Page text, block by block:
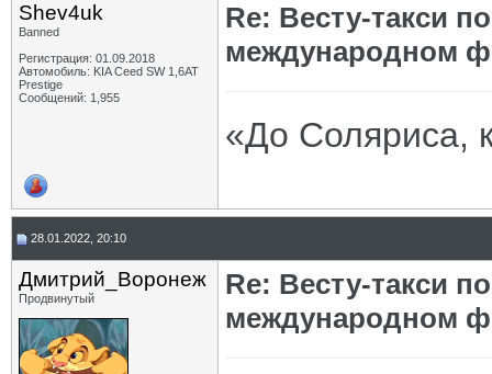
Shev4uk
Banned
Регистрация: 01.09.2018
Автомобиль: KIA Ceed SW 1,6AT
Prestige
Сообщений: 1,955
Re: Весту-такси
международном
«До Соляриса,
28.01.2022, 20:10
Дмитрий_Воронеж
Продвинутый
Re: Весту-такси
международном